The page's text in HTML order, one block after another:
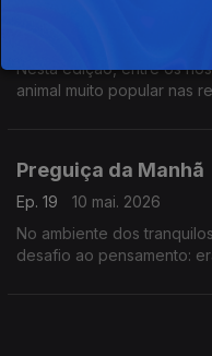
Nesta edição, entre os
animal muito popular nas
Preguiça da Manhã
Ep. 19
10 mai. 2026
No ambiente dos
desafio ao pensamento: